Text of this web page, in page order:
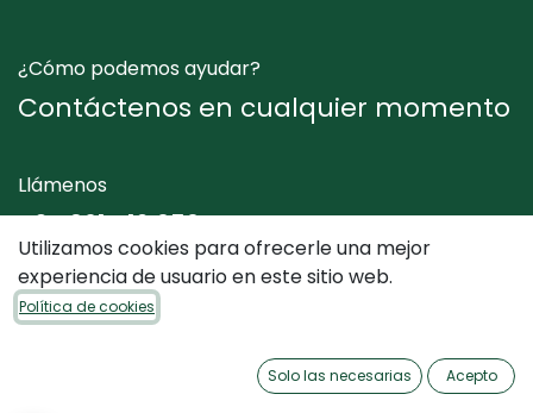
¿Cómo podemos ayudar?
Contáctenos en cualquier momento
Llámenos
+34 961 412 050
Envíenos un mensaje
Utilizamos cookies para ofrecerle una mejor
experiencia de usuario en este sitio web.
Política de cookies
Solo las necesarias Acepto